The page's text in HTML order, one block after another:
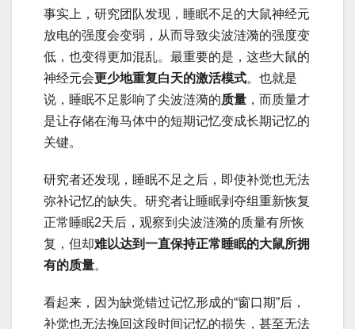
事实上，研究团队发现，睡眠不足的大鼠神经元
放电的强度会变弱，从而导致尖波涟漪的强度变
低，也变得更加混乱。最重要的是，这些大鼠的
神经元会更少地重复白天的激活模式。也就是
说，睡眠不足影响了尖波涟漪的质量 ，而质量才
是让存储在海马体中的短期记忆变成长期记忆的
关键。
研究者还发现，睡眠不足之后，即使补觉也无法
弥补记忆的缺失。研究者让睡眠剥夺组重新恢复
正常睡眠2天后，观察到尖波涟漪的质量有所恢
复，但却难以达到一直保持正常睡眠的大鼠所拥
有的质量。
看起来，因为缺觉错过记忆形成的“窗口期”后，
补觉也无法挽回这段时间记忆的损失，甚至无法